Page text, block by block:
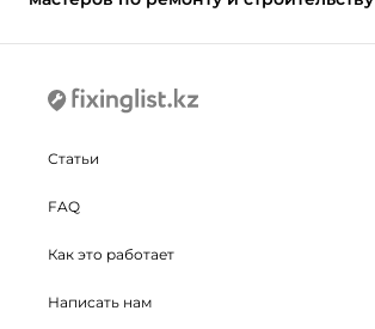
Статьи
FAQ
Как это работает
Написать нам